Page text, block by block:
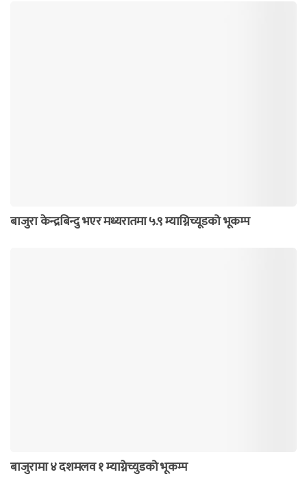
बाजुरा केन्द्रबिन्दु भएर मध्यरातमा ५.९ म्याग्निच्यूडको भूकम्प
बाजुरामा ४ दशमलव १ म्याग्नेच्युडको भूकम्प